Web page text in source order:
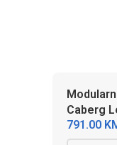
Caberg
791.00